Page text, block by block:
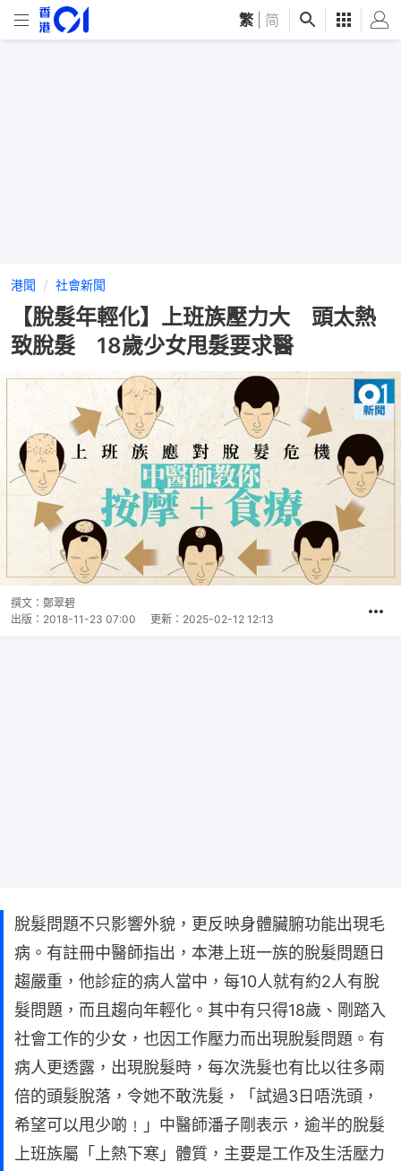
繁 简
港聞 社會新聞
【脫髮年輕化】上班族壓力大 頭太熱
致脫髮 18歲少女甩髮要求醫
撰文： 鄭翠碧
出版： 2018-11-23 07:00 更新： 2025-02-12 12:13
脫髮問題不只影響外貌，更反映身體臟腑功能出現毛
病。有註冊中醫師指出，本港上班一族的脫髮問題日
趨嚴重，他診症的病人當中，每10人就有約2人有脫
髮問題，而且趨向年輕化。其中有只得18歲、剛踏入
社會工作的少女，也因工作壓力而出現脫髮問題。有
病人更透露，出現脫髮時，每次洗髮也有比以往多兩
倍的頭髮脫落，令她不敢洗髮，「試過3日唔洗頭，
希望可以甩少啲﹗」中醫師潘子剛表示，逾半的脫髮
上班族屬「上熱下寒」體質，主要是工作及生活壓力